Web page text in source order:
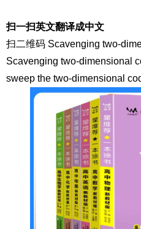
扫一扫英文翻译成中文
扫二维码 Scavenging two-
Scavenging two-dimensional
sweep the two-dimensional